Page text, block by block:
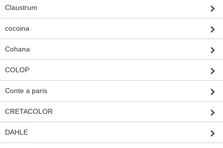
Claustrum
cocoina
Cohana
COLOP
Conte a paris
CRETACOLOR
DAHLE